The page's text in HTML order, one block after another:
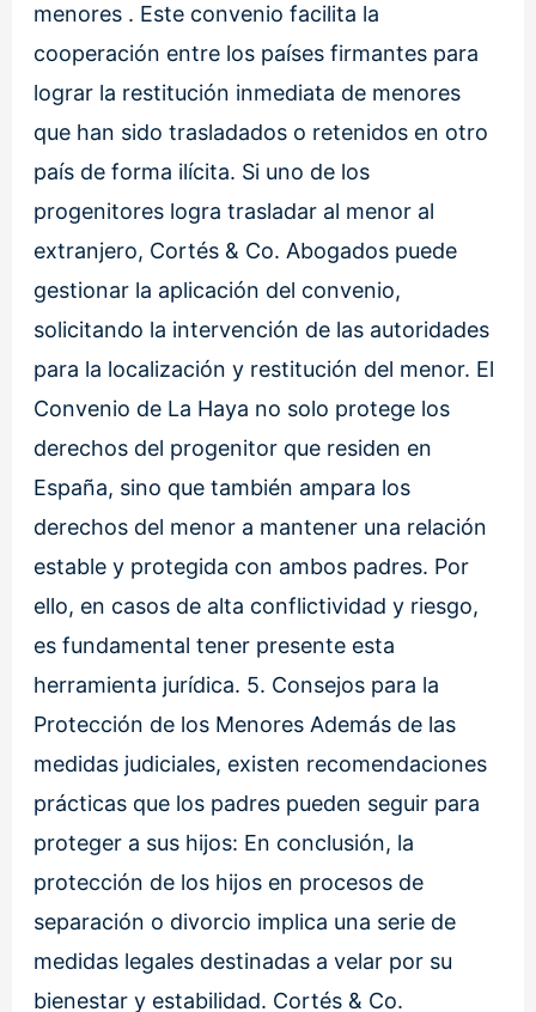
menores . Este convenio facilita la
cooperación entre los países firmantes para
lograr la restitución inmediata de menores
que han sido trasladados o retenidos en otro
país de forma ilícita. Si uno de los
progenitores logra trasladar al menor al
extranjero, Cortés & Co. Abogados puede
gestionar la aplicación del convenio,
solicitando la intervención de las autoridades
para la localización y restitución del menor. El
Convenio de La Haya no solo protege los
derechos del progenitor que residen en
España, sino que también ampara los
derechos del menor a mantener una relación
estable y protegida con ambos padres. Por
ello, en casos de alta conflictividad y riesgo,
es fundamental tener presente esta
herramienta jurídica. 5. Consejos para la
Protección de los Menores Además de las
medidas judiciales, existen recomendaciones
prácticas que los padres pueden seguir para
proteger a sus hijos: En conclusión, la
protección de los hijos en procesos de
separación o divorcio implica una serie de
medidas legales destinadas a velar por su
bienestar y estabilidad. Cortés & Co.